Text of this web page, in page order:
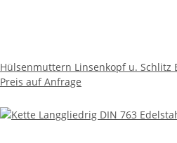
Hülsenmuttern Linsenkopf u. Schlitz
Preis auf Anfrage